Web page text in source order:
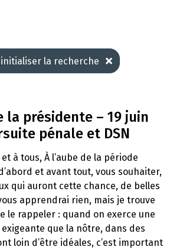
la recherche
la présidente – 19 juin
pénale et DSN
à tous, À l’aube de la période
et avant tout, vous souhaiter,
qui auront cette chance, de belles
apprendrai rien, mais je trouve
le rappeler : quand on exerce une
que la nôtre, dans des
loin d’être idéales, c’est important